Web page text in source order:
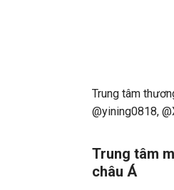
Trung tâm
@yining0818,
Trung tâm
châu Á